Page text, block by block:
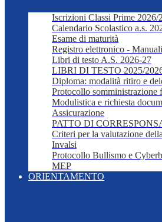
Iscrizioni Classi Prime 2026/
Calendario Scolastico a.s.
Esame di maturità
Registro elettronico -
Libri di testo A.S. 2026-27
LIBRI DI TESTO 2025/
Diploma: modalità ritiro e
Protocollo somministrazione
Modulistica e richiesta
Assicurazione
PATTO DI
Criteri per la valutazione
Invalsi
Protocollo Bullismo e
MEP
ORIENTAMENTO